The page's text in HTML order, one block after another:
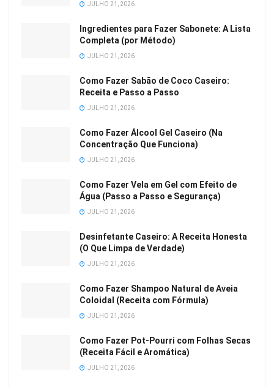
JULHO 21, 2026
Ingredientes para Fazer Sabonete: A Lista
Completa (por Método)
JULHO 21, 2026
Como Fazer Sabão de Coco Caseiro:
Receita e Passo a Passo
JULHO 21, 2026
Como Fazer Álcool Gel Caseiro (Na
Concentração Que Funciona)
JULHO 21, 2026
Como Fazer Vela em Gel com Efeito de
Água (Passo a Passo e Segurança)
JULHO 21, 2026
Desinfetante Caseiro: A Receita Honesta
(O Que Limpa de Verdade)
JULHO 21, 2026
Como Fazer Shampoo Natural de Aveia
Coloidal (Receita com Fórmula)
JULHO 21, 2026
Como Fazer Pot-Pourri com Folhas Secas
(Receita Fácil e Aromática)
JULHO 21, 2026